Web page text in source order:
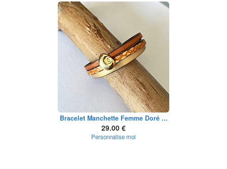
Bracelet Manchette Femme Doré ...
29.00 €
Personnalise moi